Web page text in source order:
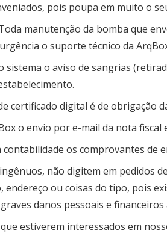
pois poupa em muito o
manutenção da bomba que
o suporte técnico da
sistema o aviso de sangrias
certificado digital é de obrigação
o envio por e-mail da nota
contabilidade os comprovantes de
não digitem em pedidos
endereço ou coisas do tipo, pois
danos pessoais e financeiros
estiverem interessados em